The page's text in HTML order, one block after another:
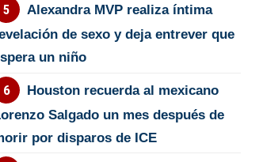
Alexandra MVP realiza íntima
de sexo y deja entrever que
un niño
Houston recuerda al mexicano
Salgado un mes después de
por disparos de ICE